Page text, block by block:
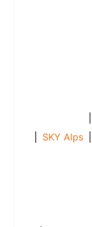
SKY
|